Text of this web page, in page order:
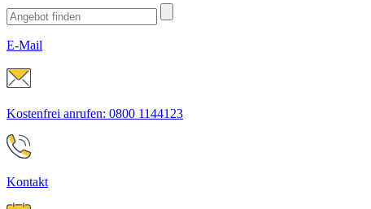
E-Mail
Kostenfrei anrufen: 0800 1144123
Kontakt